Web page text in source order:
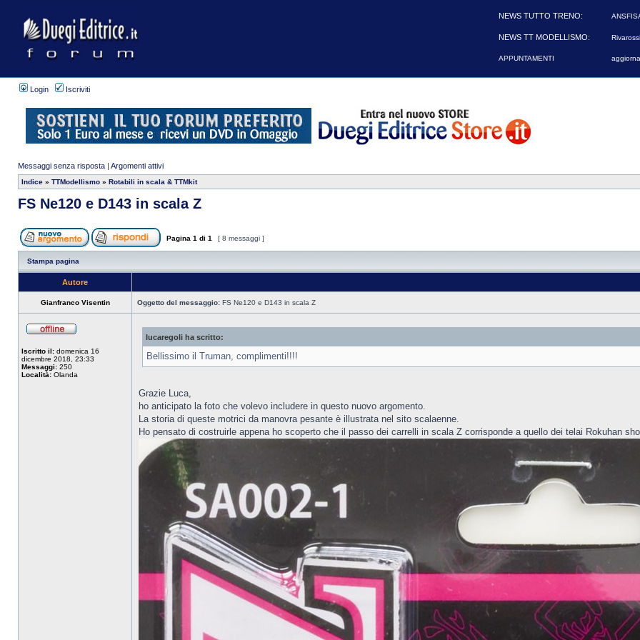
Login Iscriviti
Messaggi senza risposta | Argomenti attivi
Indice » TTModellismo » Rotabili in scala & TTMkit
FS Ne120 e D143 in scala Z
Pagina 1 di 1 [ 8 messaggi ]
Stampa pagina
Autore
Gianfranco Visentin Oggetto del messaggio: FS Ne120 e D143 in scala Z
Iscritto il: domenica 16
dicembre 2018, 23:33
Messaggi: 250
Località: Olanda
lucaregoli ha scritto:
Bellissimo il Truman, complimenti!!!!
Grazie Luca,
ho anticipato la foto che volevo includere in questo nuovo argomento.
La storia di queste motrici da manovra pesante è illustrata nel sito scalaenne.
Ho pensato di costruirle appena ho scoperto che il passo dei carrelli in scala Z corrisponde a quello dei telai Rokuhan
NEWS TUTTO TRENO:
NEWS TT MODELLISMO:
APPUNTAMENTI